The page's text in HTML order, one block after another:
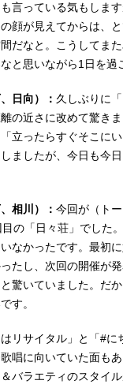
言っている気もしま
顔が見えてからは、
だなと。こうしてま
と思いながら1日を過
日向）： 久しぶりに
の近さに改めて驚き
立ったらすぐそこに
ましたが、今日も今
相川）： 今回が（ト
の「日々荘」でした
なかったです。最初
たし、次回の開催が
驚いていました。だ
す。
リサイタル」と「#に
唱に向いていた面も
バラエティのスタイ